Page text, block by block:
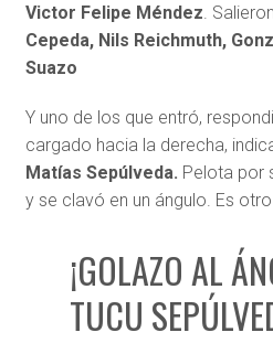
Victor Felipe Méndez .
Cepeda, Nils Reichmuth,
Suazo
Y uno de los que entró,
cargado hacia la derecha,
Matías Sepúlveda. Pelota por
y se clavó en un ángulo. Es
¡GOLAZO AL
TUCU